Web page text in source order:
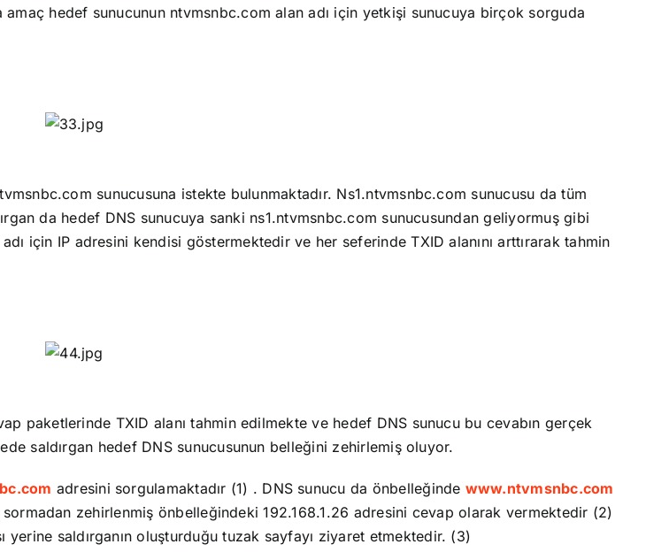
hedef sunucunun ntvmsnbc.com alan adı için yetkişi sunucuya birçok sorguda
sunucusuna istekte bulunmaktadır. Ns1.ntvmsnbc.com sunucusu da tüm
da hedef DNS sunucuya sanki ns1.ntvmsnbc.com sunucusundan geliyormuş gibi
için IP adresini kendisi göstermektedir ve her seferinde TXID alanını arttırarak tahmin
paketlerinde TXID alanı tahmin edilmekte ve hedef DNS sunucu bu cevabın gerçek
saldırgan hedef DNS sunucusunun belleğini zehirlemiş oluyor.
adresini sorgulamaktadır (1) . DNS sunucu da önbelleğinde www.ntvmsnbc.com
zehirlenmiş önbelleğindeki 192.168.1.26 adresini cevap olarak vermektedir (2)
yerine saldırganın oluşturduğu tuzak sayfayı ziyaret etmektedir. (3)